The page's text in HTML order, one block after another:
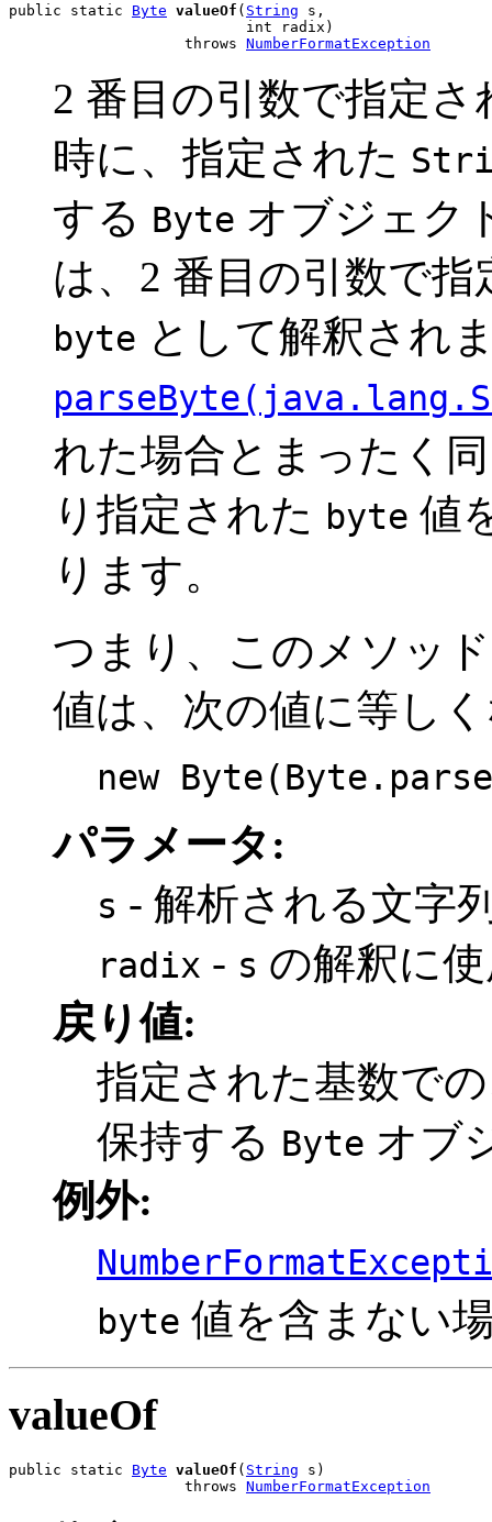
public static Byte valueOf ( String s,
                           int radix)
                    throws
NumberFormatException
2 番目の引数で指定
時に、指定された
する Byte オブジェク
は、2 番目の引数で
byte として解釈され
れた場合とまったく
り指定された byte 値
ります。
つまり、このメソッ
値は、次の値に等し
new
パラメータ:
s - 解析される文字
radix - s の解釈に
戻り値:
指定された基数で
保持する Byte オブ
例外:
byte 値を含まない
valueOf
public static Byte valueOf ( String s)
                    throws
NumberFormatException